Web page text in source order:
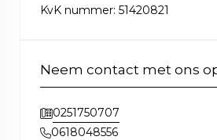
KvK nummer: 51420821
Neem contact met ons
0251750707
0618048556